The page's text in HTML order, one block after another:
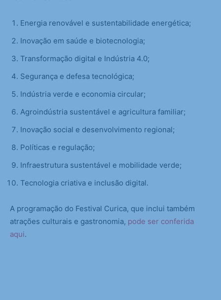
Energia renovável e sustentabilidade energética;
Inovação em saúde e biotecnologia;
Transformação digital e Indústria 4.0;
Segurança e defesa tecnológica;
Indústria verde e economia circular;
Agroindústria sustentável e agricultura familiar;
Inovação social e desenvolvimento regional;
Políticas e regulação;
Infraestrutura sustentável e mobilidade verde;
Tecnologia criativa e inclusão digital.
A programação do Festival Curica, que inclui também
atrações culturais e gastronomia, pode ser conferida
aqui.